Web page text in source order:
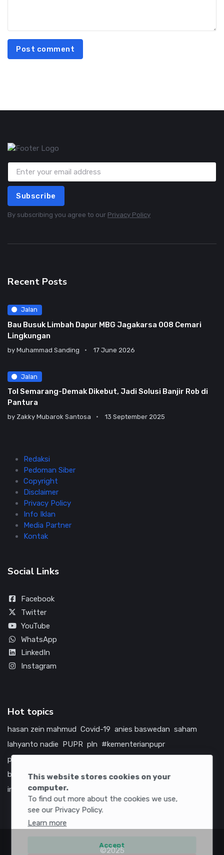
Post comment
This website stores cookies on your
computer.
To find out more about the cookies we use,
see our Privacy Policy.
Learn more
Accept
Subscribe
By subscribing you agree to our Privacy Policy
Recent Posts
Jalan
Bau Busuk Limbah Dapur MBG Jagakarsa 008 Cemari
Lingkungan
by Muhammad Sanding 17 June 2026
Jalan
Tol Semarang-Demak Dikebut, Jadi Solusi Banjir Rob di
Pantura
by Zakky Mubarok Santosa 13 September 2025
Redaksi
Pedoman Siber
Copyright
Disclaimer
Privacy Policy
Info Iklan
Media Partner
Kontak
Social Links
Facebook
Twitter
YouTube
WhatsApp
LinkedIn
Instagram
Hot topics
hasan zein mahmud Covid-19 anies baswedan saham
lahyanto nadie PUPR pln #kementerianpupr
prabowo subianto
bumn
jasa marga jtts tol china amerika serikat
infrastruktur
©2025